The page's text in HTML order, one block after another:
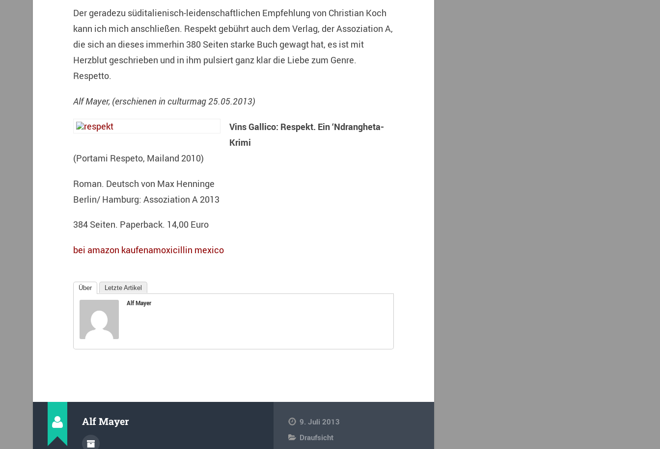
Der geradezu süditalienisch-leidenschaftlichen Empfehlung von Christian Koch
kann ich mich anschließen. Respekt gebührt auch dem Verlag, der Assoziation A,
die sich an dieses immerhin 380 Seiten starke Buch gewagt hat, es ist mit
Herzblut geschrieben und in ihm pulsiert ganz klar die Liebe zum Genre.
Respetto.
Alf Mayer, (erschienen in culturmag 25.05.2013)
Vins Gallico: Respekt. Ein ‘Ndrangheta-
Krimi
(Portami Respeto, Mailand 2010)
Roman. Deutsch von Max Henninge
Berlin/ Hamburg: Assoziation A 2013
384 Seiten. Paperback. 14,00 Euro
bei amazon kaufenamoxicillin mexico
Über Letzte Artikel
Alf Mayer
Alf Mayer
9. Juli 2013
Draufsicht